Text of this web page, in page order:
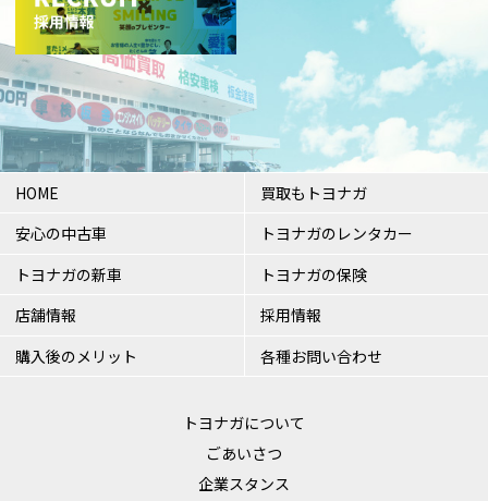
HOME
安心の中古車
トヨナガの新車
店舗情報
購入後のメリット
買取もトヨナガ
トヨナガのレンタカー
トヨナガの保険
採用情報
各種お問い合わせ
トヨナガについて
ごあいさつ
企業スタンス